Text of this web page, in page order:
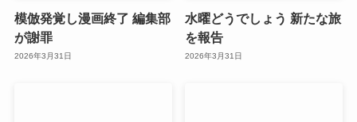
模倣発覚し漫画終了 編集部
が謝罪
2026年3月31日
水曜どうでしょう 新たな旅
を報告
2026年3月31日